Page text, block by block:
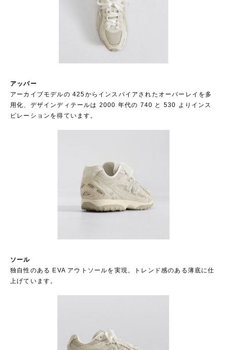
アッパー
アーカイブモデルの 425からインスパイアされたオーバーレイを多
用化、デザインディテールは 2000 年代の 740 と 530 よりインス
ピレーションを得ています。
ソール
独自性のある EVA アウトソールを実現。トレンド感のある薄底に仕
上げています。